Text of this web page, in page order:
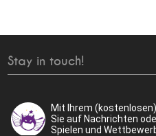
Stay in touch!
Mit Ihrem
Sie auf Nachrichten
Spielen und